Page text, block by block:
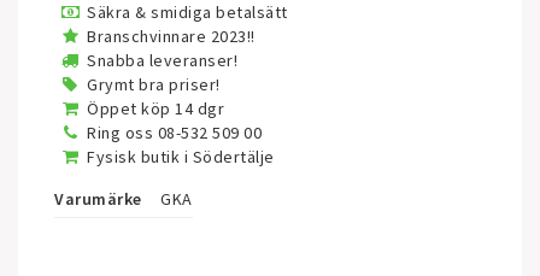
Säkra & smidiga betalsätt
Branschvinnare 2023!!
Snabba leveranser!
Grymt bra priser!
Öppet köp 14 dgr
Ring oss 08-532 509 00
Fysisk butik i Södertälje
Varumärke
GKA